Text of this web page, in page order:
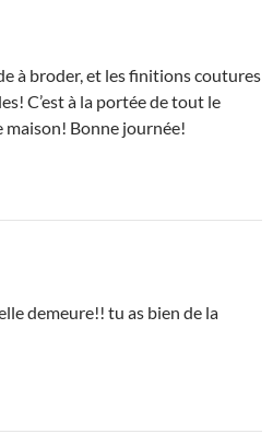
à broder, et les finitions coutures
C’est à la portée de tout le
maison! Bonne journée!
demeure!! tu as bien de la